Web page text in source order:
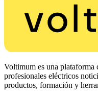
Voltimum es una
profesionales eléctricos
productos, formación y